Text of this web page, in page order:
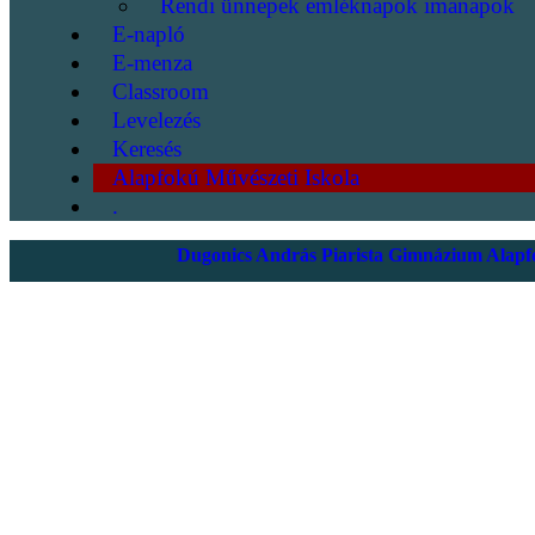
Rendi ünnepek emléknapok imanapok
E-napló
E-menza
Classroom
Levelezés
Keresés
Alapfokú Művészeti Iskola
.
Dugonics András Piarista Gimnázium